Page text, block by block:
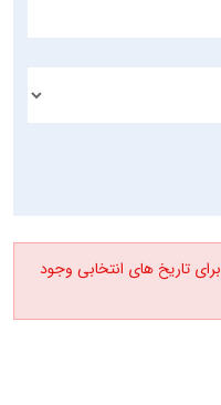
تاریخ های انتخابی وجود